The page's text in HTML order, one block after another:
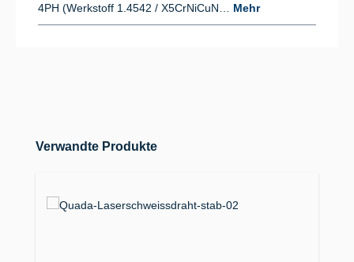
4PH (Werkstoff 1.4542 / X5CrNiCuN… Mehr
Produktgalerie überspringen
Verwandte Produkte